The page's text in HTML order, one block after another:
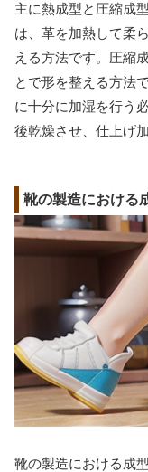
主に熱成型と圧縮成
は、革を加熱して柔
える方法です。圧縮
とで形を整える方法
に十分に加湿を行う
後乾燥させ、仕上げ
靴の製造における
靴の製造における成型